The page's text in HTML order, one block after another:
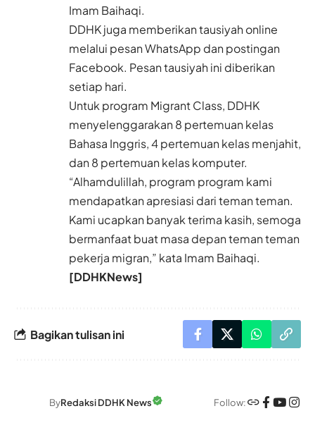
Imam Baihaqi.
DDHK juga memberikan tausiyah online
melalui pesan WhatsApp dan postingan
Facebook. Pesan tausiyah ini diberikan
setiap hari.
Untuk program Migrant Class, DDHK
menyelenggarakan 8 pertemuan kelas
Bahasa Inggris, 4 pertemuan kelas menjahit,
dan 8 pertemuan kelas komputer.
“Alhamdulillah, program program kami
mendapatkan apresiasi dari teman teman.
Kami ucapkan banyak terima kasih, semoga
bermanfaat buat masa depan teman teman
pekerja migran,” kata Imam Baihaqi.
[DDHKNews]
Bagikan tulisan ini
ByRedaksi DDHK News Follow: